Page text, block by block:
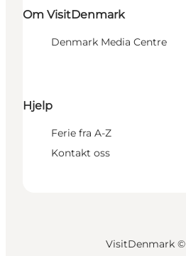
Om VisitDenmark
Denmark Media Centre
Hjelp
Ferie fra A-Z
Kontakt oss
VisitDenmark ©